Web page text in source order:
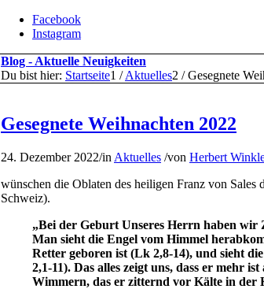
Facebook
Instagram
Blog - Aktuelle Neuigkeiten
Du bist hier: Startseite1 / Aktuelles2 / Gesegnete
Gesegnete Weihnachten 2022
24. Dezember 2022/in Aktuelles /von Herbert
wünschen die Oblaten des heiligen Franz von
Schweiz).
„Bei der Geburt Unseres Herrn haben wir
Man sieht die Engel vom Himmel
Retter geboren ist (Lk 2,8-14), und sieht
2,1-11). Das alles zeigt uns, dass er mehr
Wimmern, das er zitternd vor Kälte in der